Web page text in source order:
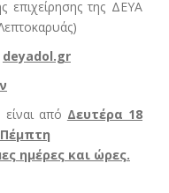
επιχείρησης της ΔΕΥΑ
deyadol.gr
από Δευτέρα 18
ημέρες και ώρες.